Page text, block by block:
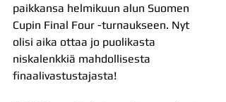
paikkansa helmikuun alun Suomen
Cupin Final Four -turnaukseen. Nyt
olisi aika ottaa jo puolikasta
niskalenkkiä mahdollisesta
finaalivastustajasta!